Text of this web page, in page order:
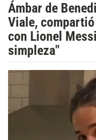
Ámbar de
Viale,
con Lionel
simpleza"